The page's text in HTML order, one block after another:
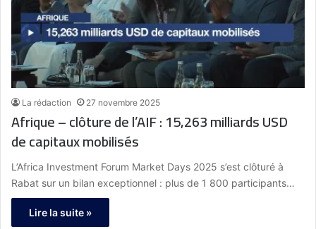
La rédaction 27 novembre 2025
Afrique – clôture de l’AIF : 15,263 milliards USD
de capitaux mobilisés
L’Africa Investment Forum Market Days 2025 s’est clôturé à
Rabat sur un bilan exceptionnel : plus de 1 800 participants…
Lire la suite »